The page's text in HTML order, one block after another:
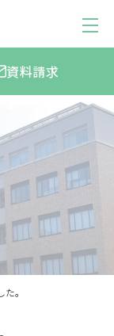
資料請求
。